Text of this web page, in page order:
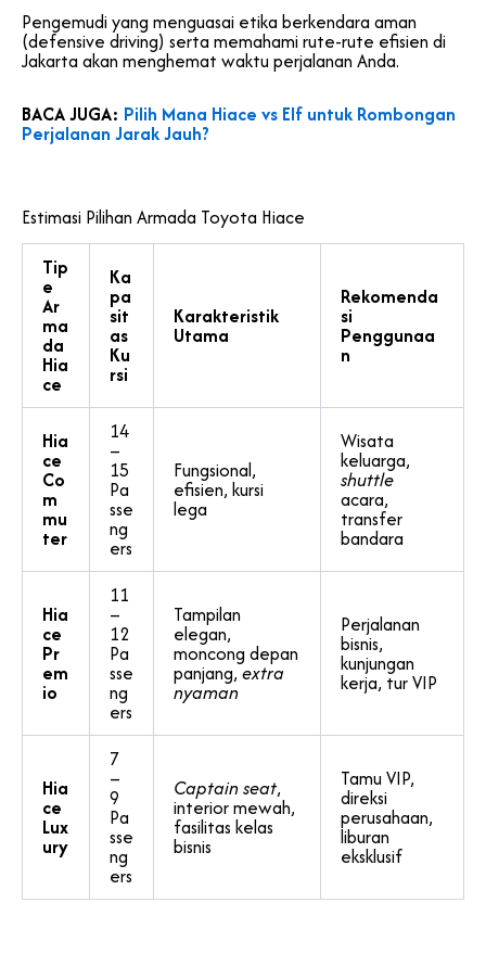
Pengemudi yang menguasai etika berkendara aman
(defensive driving) serta memahami rute-rute efisien di
Jakarta akan menghemat waktu perjalanan Anda.
BACA JUGA: Pilih Mana Hiace vs Elf untuk Rombongan
Perjalanan Jarak Jauh?
Estimasi Pilihan Armada Toyota Hiace
Tip
e
Ar
ma
da
Hia
ce
Ka
pa
sit
as
Ku
rsi
Karakteristik
Utama
Rekomenda
si
Penggunaa
n
Hia
ce
Co
m
mu
ter
14
–
15
Pa
sse
ng
ers
Fungsional,
efisien, kursi
lega
Wisata
keluarga,
shuttle
acara,
transfer
bandara
Hia
ce
Pr
em
io
11
–
12
Pa
sse
ng
ers
Tampilan
elegan,
moncong depan
panjang,extra
nyaman
Perjalanan
bisnis,
kunjungan
kerja, tur VIP
Hia
ce
Lux
ury
7
–
9
Pa
sse
ng
ers
Captain seat,
interior mewah,
fasilitas kelas
bisnis
Tamu VIP,
direksi
perusahaan,
liburan
eksklusif